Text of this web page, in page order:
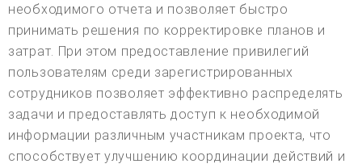
необходимого отчета и позволяет быстро
принимать решения по корректировке планов и
затрат. При этом предоставление привилегий
пользователям среди зарегистрированных
сотрудников позволяет эффективно распределять
задачи и предоставлять доступ к необходимой
информации различным участникам проекта, что
способствует улучшению координации действий и